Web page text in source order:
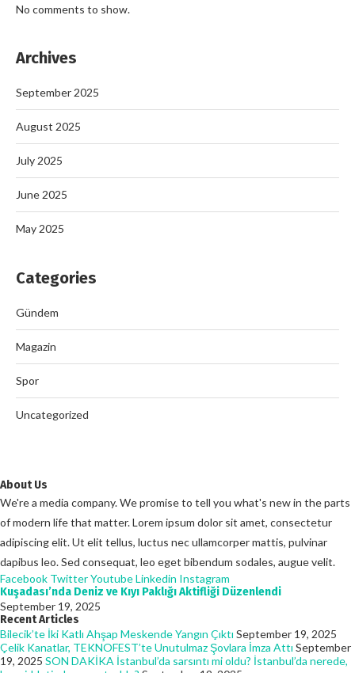
No comments to show.
Archives
September 2025
August 2025
July 2025
June 2025
May 2025
Categories
Gündem
Magazin
Spor
Uncategorized
About Us
We're a media company. We promise to tell you what's new in the parts
of modern life that matter. Lorem ipsum dolor sit amet, consectetur
adipiscing elit. Ut elit tellus, luctus nec ullamcorper mattis, pulvinar
dapibus leo. Sed consequat, leo eget bibendum sodales, augue velit.
Facebook TwitterYoutubeLinkedin Instagram
Kuşadası’nda Deniz ve Kıyı Paklığı Aktifliği Düzenlendi
September 19, 2025
Recent Articles
Bilecik’te İki Katlı Ahşap Meskende Yangın Çıktı September 19, 2025
Çelik Kanatlar, TEKNOFEST’te Unutulmaz Şovlara İmza Attı September
19, 2025 SON DAKİKA İstanbul’da sarsıntı mi oldu? İstanbul’da nerede,